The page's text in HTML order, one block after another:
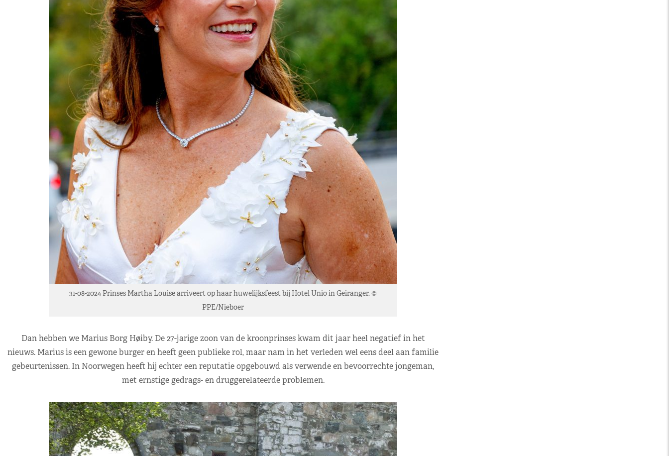
31-08-2024 Prinses Martha Louise arriveert op haar huwelijksfeest bij Hotel Unio in Geiranger. ©
PPE/Nieboer
Dan hebben we Marius Borg Høiby. De 27-jarige zoon van de kroonprinses kwam dit jaar heel negatief in het
nieuws. Marius is een gewone burger en heeft geen publieke rol, maar nam in het verleden wel eens deel aan familie
gebeurtenissen. In Noorwegen heeft hij echter een reputatie opgebouwd als verwende en bevoorrechte jongeman,
met ernstige gedrags- en druggerelateerde problemen.